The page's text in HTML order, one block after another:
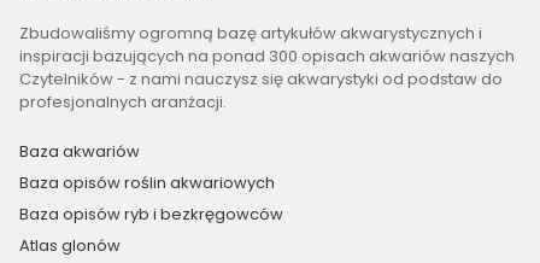
Zbudowaliśmy ogromną bazę artykułów akwarystycznych i
inspiracji bazujących na ponad 300 opisach akwariów naszych
Czytelników - z nami nauczysz się akwarystyki od podstaw do
profesjonalnych aranżacji.
Baza akwariów
Baza opisów roślin akwariowych
Baza opisów ryb i bezkręgowców
Atlas glonów